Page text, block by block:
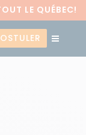
LE QUÉBEC!